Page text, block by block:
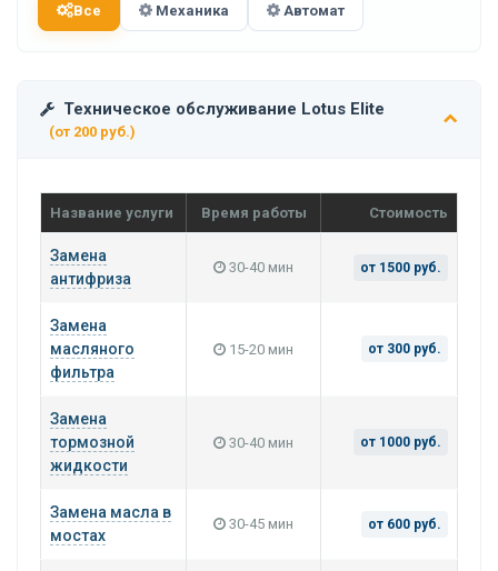
Все Механика Автомат
Техническое обслуживание Lotus Elite
(от 200 руб.)
Название услуги Время работы Стоимость
Замена
антифриза
30-40 мин от 1500 руб.
Замена
масляного
фильтра
15-20 мин от 300 руб.
Замена
тормозной
жидкости
30-40 мин от 1000 руб.
Замена масла в
мостах
30-45 мин от 600 руб.